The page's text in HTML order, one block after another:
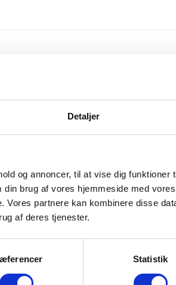
Detaljer
og annoncer, til at vise dig funktioner
brug af vores hjemmeside med
Vores partnere kan kombinere disse
af deres tjenester.
Statistik